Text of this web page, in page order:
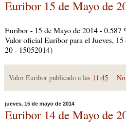
Euribor 15 de Mayo de
Euribor - 15 de Mayo de 2014 - 0.587
Valor oficial Euribor para el Jueves,
20 - 15052014)
Valor Euribor publicado a las 11:45
jueves, 15 de mayo de 2014
Euribor 14 de Mayo de